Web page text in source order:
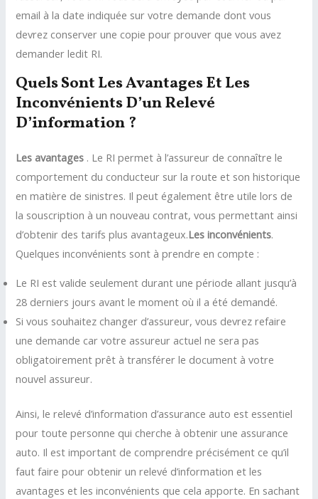
email à la date indiquée sur votre demande dont vous
devrez conserver une copie pour prouver que vous avez
demander ledit RI.
Quels Sont Les Avantages Et Les
Inconvénients D’un Relevé
D’information ?
Les avantages . Le RI permet à l’assureur de connaître le
comportement du conducteur sur la route et son historique
en matière de sinistres. Il peut également être utile lors de
la souscription à un nouveau contrat, vous permettant ainsi
d’obtenir des tarifs plus avantageux.Les inconvénients.
Quelques inconvénients sont à prendre en compte :
Le RI est valide seulement durant une période allant jusqu’à
28 derniers jours avant le moment où il a été demandé.
Si vous souhaitez changer d’assureur, vous devrez refaire
une demande car votre assureur actuel ne sera pas
obligatoirement prêt à transférer le document à votre
nouvel assureur.
Ainsi, le relevé d’information d’assurance auto est essentiel
pour toute personne qui cherche à obtenir une assurance
auto. Il est important de comprendre précisément ce qu’il
faut faire pour obtenir un relevé d’information et les
avantages et les inconvénients que cela apporte. En sachant